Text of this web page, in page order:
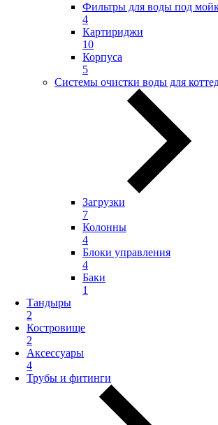
Фильтры для воды под
4
Картириджи
10
Корпуса
5
Системы очистки воды для
Загрузки
7
Колонны
4
Блоки управления
4
Баки
1
Тандыры
2
Костровище
2
Аксессуары
4
Трубы и фитинги